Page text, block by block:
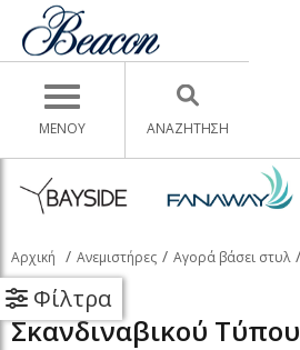
Toggle navigation
ΜΕΝΟΥ ΑΝΑΖΉΤΗΣΗ
Αρχική Ανεμιστήρες Αγορά βάσει στυλ
Φίλτρα
Σκανδιναβικού Τύπου